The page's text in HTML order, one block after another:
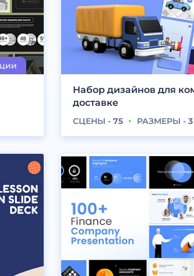
Набор дизайнов для
доставке
СЦЕНЫ -75 РАЗМЕРЫ -3